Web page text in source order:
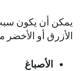
يمكن أن يكون
الأزرق أو الأخضر
الأصباغ